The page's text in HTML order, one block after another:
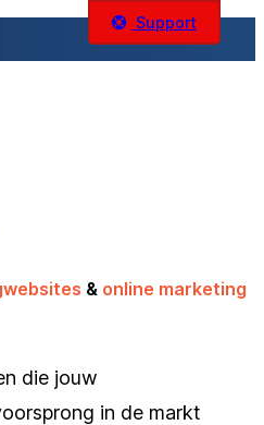
& online marketing
die jouw
in de markt
Support